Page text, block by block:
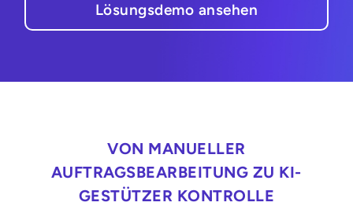
Lösungsdemo ansehen
VON MANUELLER
AUFTRAGSBEARBEITUNG ZU KI-
GESTÜTZER KONTROLLE